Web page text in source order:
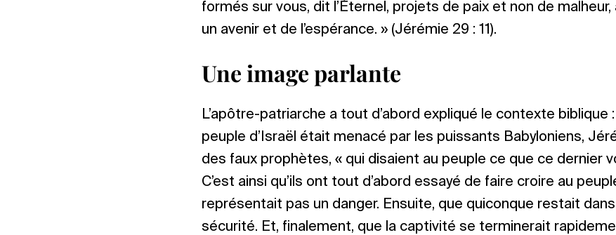
formés sur vous, dit l’Éternel, projets de paix et non de
un avenir et de l’espérance. » (Jérémie 29 : 11).
Une image parlante
L’apôtre-patriarche a tout d’abord expliqué le contexte biblique
peuple d’Israël était menacé par les puissants Babyloniens,
des faux prophètes, « qui disaient au peuple ce que ce dernier
C’est ainsi qu’ils ont tout d’abord essayé de faire croire au
représentait pas un danger. Ensuite, que quiconque restait
sécurité. Et, finalement, que la captivité se terminerait